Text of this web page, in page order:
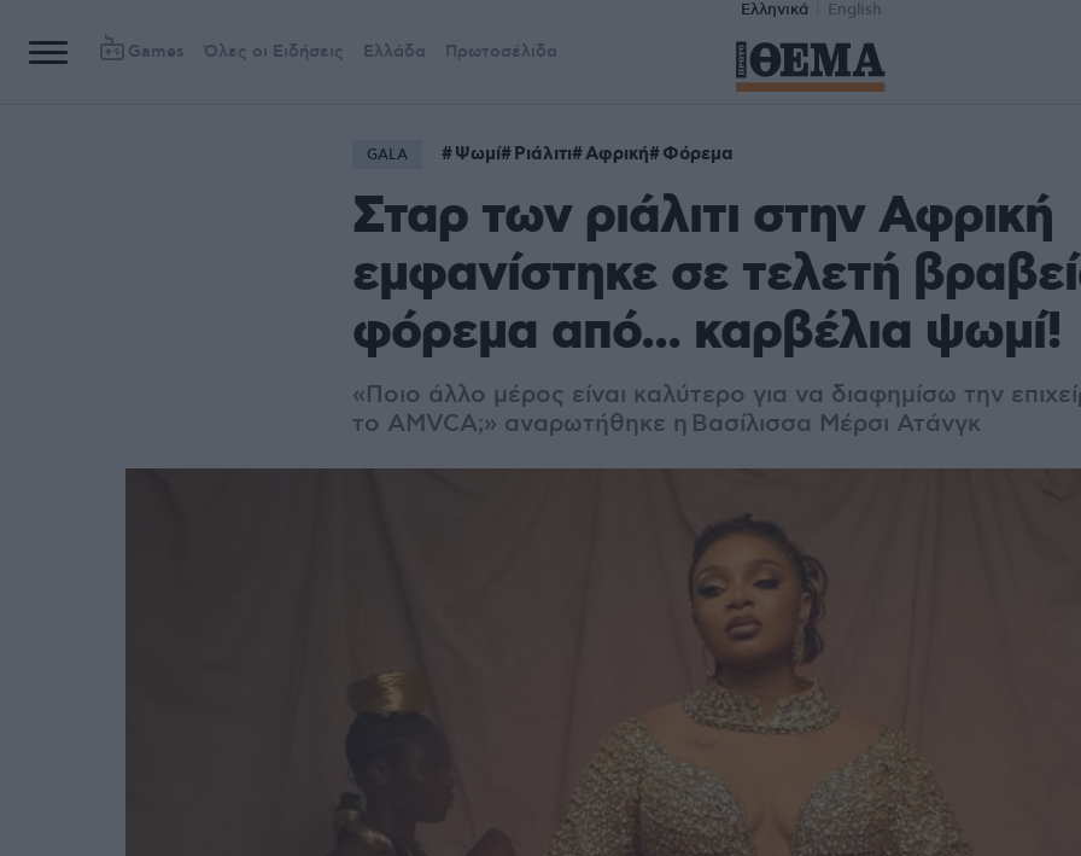
Ελληνικά English
Games Όλες οι Ειδήσεις Ελλάδα Πρωτοσέλιδα
GALA Ψωμί Ριάλιτι Αφρική Φόρεμα
Σταρ των ριάλιτι στην Αφρική
εμφανίστηκε σε τελετή
φόρεμα από... καρβέλια ψωμί!
«Ποιο άλλο μέρος είναι καλύτερο για να διαφημίσω την
το AMVCA;» αναρωτήθηκε η Βασίλισσα Μέρσι Ατάνγκ